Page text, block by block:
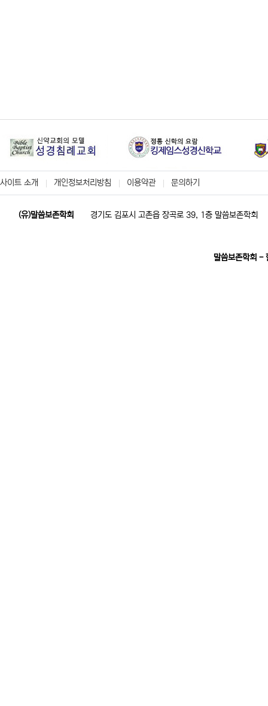
사이트 소개 개인정보처리방침 이용약관 문의하기
(유)말씀보존학회 경기도 김포시 고촌읍 장곡로 39, 1층 말씀보존학회
말씀보존학회 -